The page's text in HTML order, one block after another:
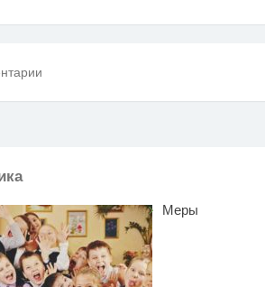
Меры